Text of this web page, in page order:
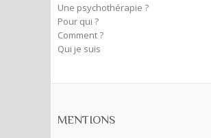
Une psychothérapie ?
Pour qui ?
Comment ?
Qui je suis
MENTIONS